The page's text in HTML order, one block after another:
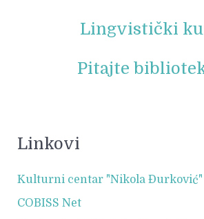
Lingvistički
Pitajte
Linkovi
Kulturni centar "Nikola Đurković"
COBISS Net